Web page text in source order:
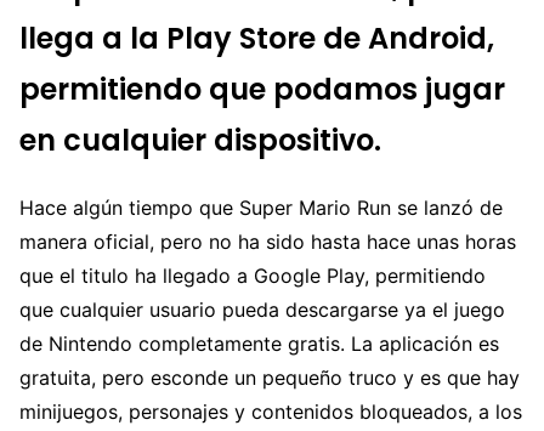
llega a la Play Store de Android,
permitiendo que podamos jugar
en cualquier dispositivo.
Hace algún tiempo que Super Mario Run se lanzó de
manera oficial, pero no ha sido hasta hace unas horas
que el titulo ha llegado a Google Play, permitiendo
que cualquier usuario pueda descargarse ya el juego
de Nintendo completamente gratis. La aplicación es
gratuita, pero esconde un pequeño truco y es que hay
minijuegos, personajes y contenidos bloqueados, a los